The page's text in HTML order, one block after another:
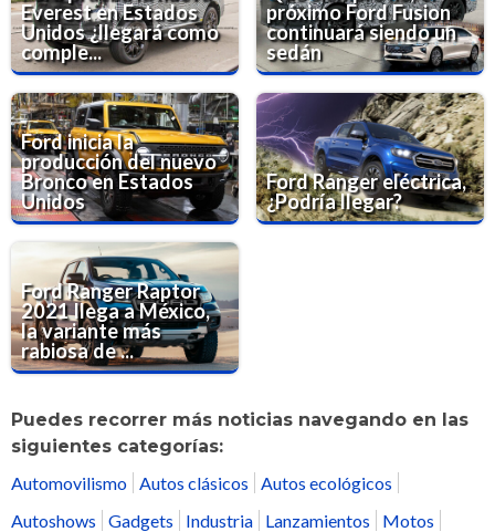
Everest en Estados
Unidos ¿llegará como
comple...
próximo Ford Fusion
continuará siendo un
sedán
Ford inicia la
producción del nuevo
Bronco en Estados
Unidos
Ford Ranger eléctrica,
¿Podría llegar?
Ford Ranger Raptor
2021 llega a México,
la variante más
rabiosa de ...
Puedes recorrer más noticias navegando en las
siguientes categorías:
Automovilismo Autos clásicos
Autos ecológicos
Autoshows
Gadgets Industria Lanzamientos
Motos